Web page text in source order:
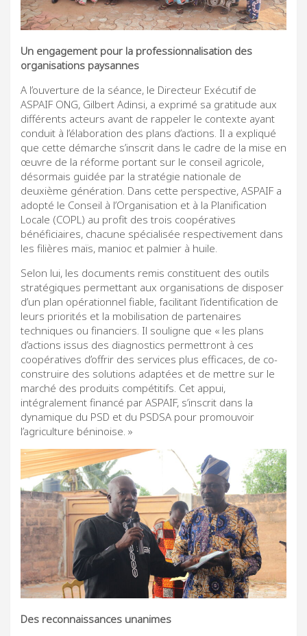
Un engagement pour la professionnalisation des
organisations paysannes
A l’ouverture de la séance, le Directeur Exécutif de
ASPAIF ONG, Gilbert Adinsi, a exprimé sa gratitude aux
différents acteurs avant de rappeler le contexte ayant
conduit à l’élaboration des plans d’actions. Il a expliqué
que cette démarche s’inscrit dans le cadre de la mise en
œuvre de la réforme portant sur le conseil agricole,
désormais guidée par la stratégie nationale de
deuxième génération. Dans cette perspective, ASPAIF a
adopté le Conseil à l’Organisation et à la Planification
Locale (COPL) au profit des trois coopératives
bénéficiaires, chacune spécialisée respectivement dans
les filières maïs, manioc et palmier à huile.
Selon lui, les documents remis constituent des outils
stratégiques permettant aux organisations de disposer
d’un plan opérationnel fiable, facilitant l’identification de
leurs priorités et la mobilisation de partenaires
techniques ou financiers. Il souligne que « les plans
d’actions issus des diagnostics permettront à ces
coopératives d’offrir des services plus efficaces, de co-
construire des solutions adaptées et de mettre sur le
marché des produits compétitifs. Cet appui,
intégralement financé par ASPAIF, s’inscrit dans la
dynamique du PSD et du PSDSA pour promouvoir
l’agriculture béninoise. »
Des reconnaissances unanimes